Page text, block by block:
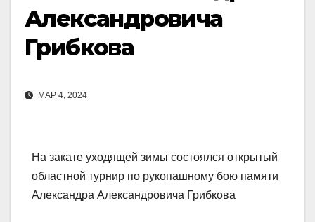
Александровича
Грибкова
МАР 4, 2024
На закате уходящей зимы состоялся открытый
областной турнир по рукопашному бою памяти
Александра Александровича Грибкова